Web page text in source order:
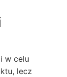
w celu
lecz